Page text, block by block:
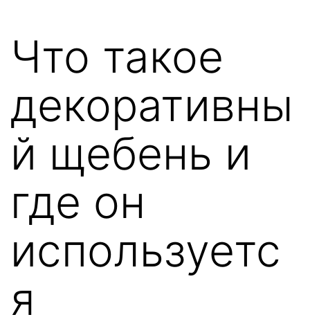
Что такое
декоративны
й щебень и
где он
используетс
я